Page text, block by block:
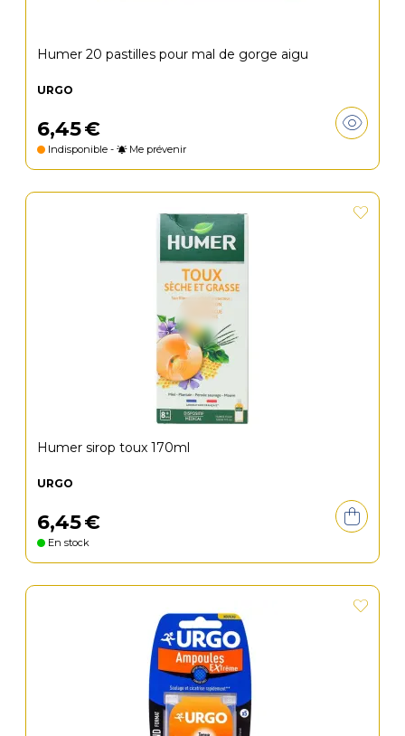
Humer 20 pastilles pour mal de gorge aigu
URGO
6,45€
Indisponible - Me prévenir
Humer sirop toux 170ml
URGO
6,45€
En stock